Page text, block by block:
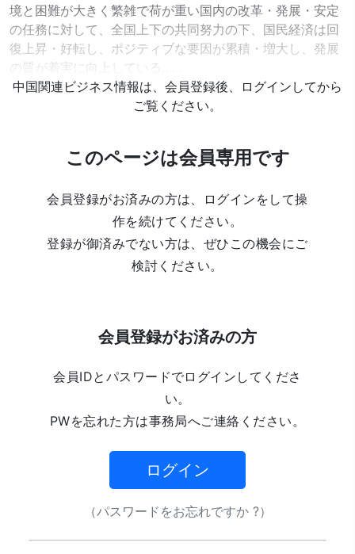
境と困難が大きく繁雑で荷が重い国内の改革・発展・安定
の任務に対して、全国上下の共同努力の下、国民経済は回
復上昇・好転し、ポジティブな要因が累積・増大し、発展
の質が着実に向上している……
中国関連ビジネス情報は、会員登録後、ログインしてから
ご覧ください。
このページは会員専用です
会員登録がお済みの方は、ログインをして操
作を続けてください。
登録が御済みでない方は、ぜひこの機会にご
検討ください。
会員登録がお済みの方
会員IDとパスワードでログインしてくださ
い。
PWを忘れた方は事務局へご連絡ください。
ログイン
（パスワードをお忘れですか ?）